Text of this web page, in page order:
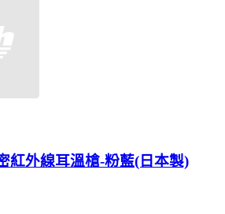
紅外線耳溫槍-粉藍(日本製)